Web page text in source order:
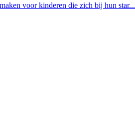
voor kinderen die zich bij hun star...